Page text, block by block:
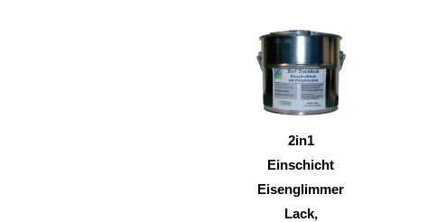
2in1
Einschicht
Eisenglimmer
Lack,
Dieses
Produkt
Die